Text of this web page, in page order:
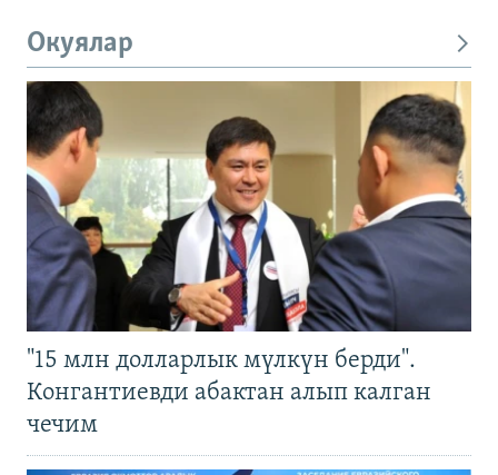
Окуялар
"15 млн долларлык мүлкүн берди".
Конгантиевди абактан алып калган
чечим